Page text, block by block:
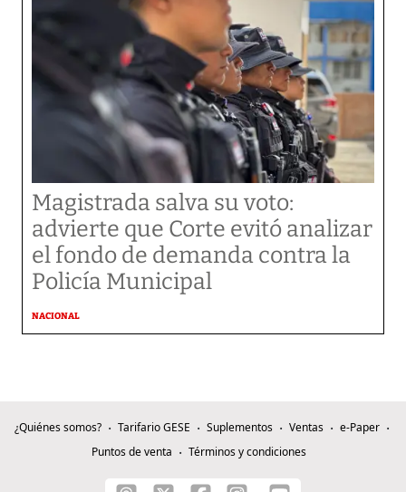
Magistrada salva su voto:
advierte que Corte evitó analizar
el fondo de demanda contra la
Policía Municipal
NACIONAL
¿Quiénes somos? Tarifario GESE Suplementos Ventas
e-Paper
Puntos de venta
Términos y condiciones